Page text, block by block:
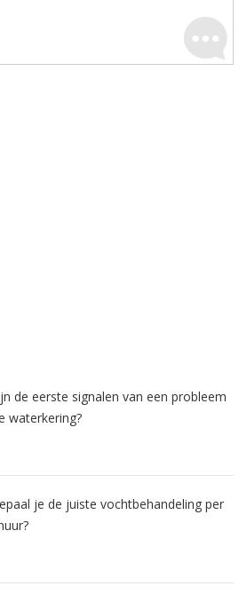
de eerste signalen van een probleem
waterkering?
je de juiste vochtbehandeling per